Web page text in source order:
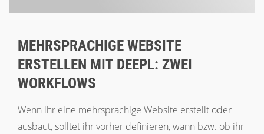
MEHRSPRACHIGE WEBSITE
ERSTELLEN MIT DEEPL: ZWEI
WORKFLOWS
Wenn ihr eine mehrsprachige Website erstellt oder
ausbaut, solltet ihr vorher definieren, wann bzw. ob ihr